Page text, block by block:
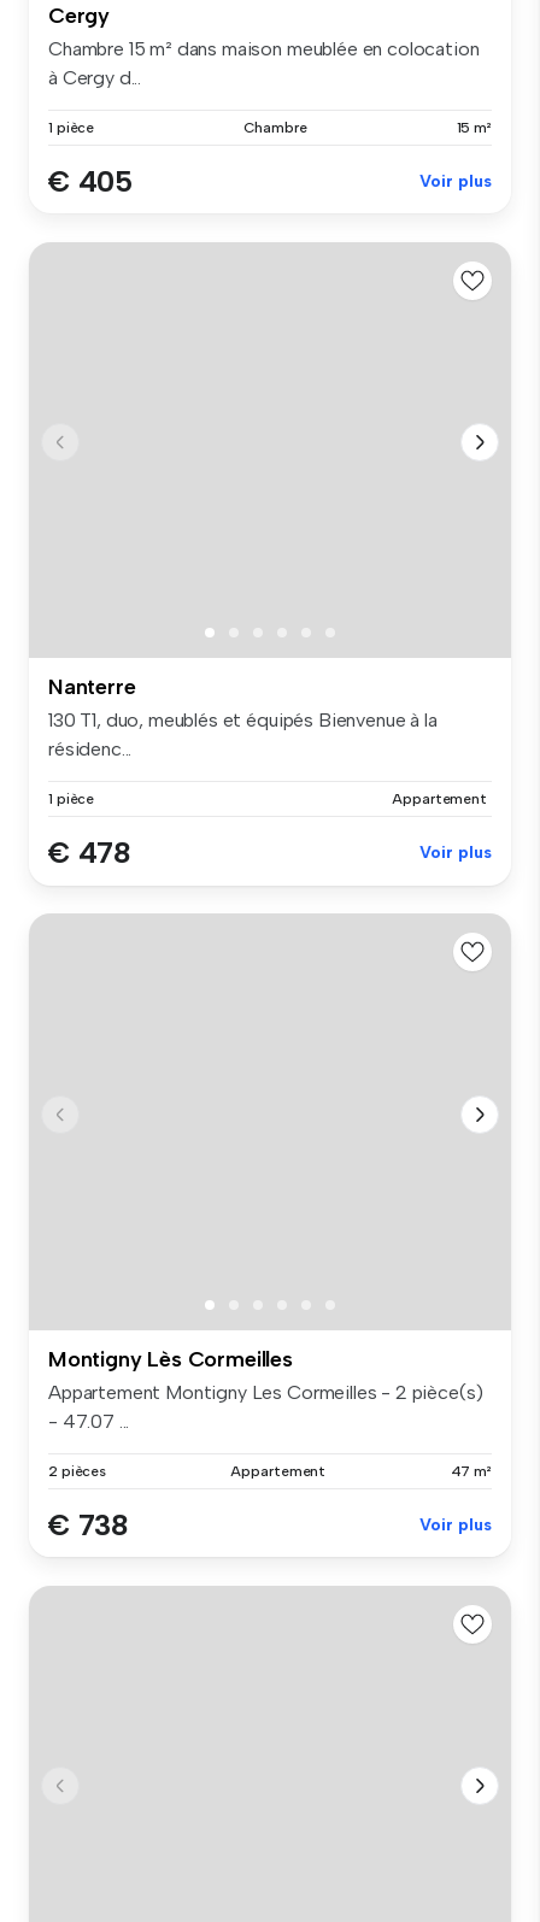
Cergy
Chambre 15 m² dans maison meublée en colocation
à Cergy d...
1 pièce Chambre 15 m²
€ 405 Voir plus
Nanterre
130 T1, duo, meublés et équipés Bienvenue à la
résidenc...
1 pièce Appartement
€ 478 Voir plus
Montigny Lès Cormeilles
Appartement Montigny Les Cormeilles - 2 pièce(s)
- 47.07 ...
2 pièces Appartement 47 m²
€ 738 Voir plus